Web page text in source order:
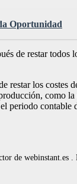
Oportunidad
de restar
restar los
periodo contable
de webinstant.es .